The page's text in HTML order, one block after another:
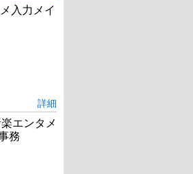
入力メイ
詳細
エンタメ
務